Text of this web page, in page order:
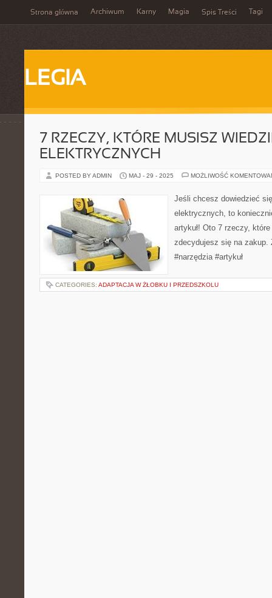
Strona główna Archiwum Karny Magia Spis Treści Tagi
LEGIA
7 RZECZY, KTÓRE MUSISZ
ELEKTRYCZNYCH
POSTED BY ADMIN MAJ - 29 - 2025 MOŻLIWOŚĆ
Jeśli chcesz dowiedzieć
elektrycznych, to
artykuł! Oto 7 rzeczy,
zdecydujesz się na zakup.
#narzędzia #artykuł
CATEGORIES: ADAPTACJA W ŻŁOBKU I PRZEDSZKOLU